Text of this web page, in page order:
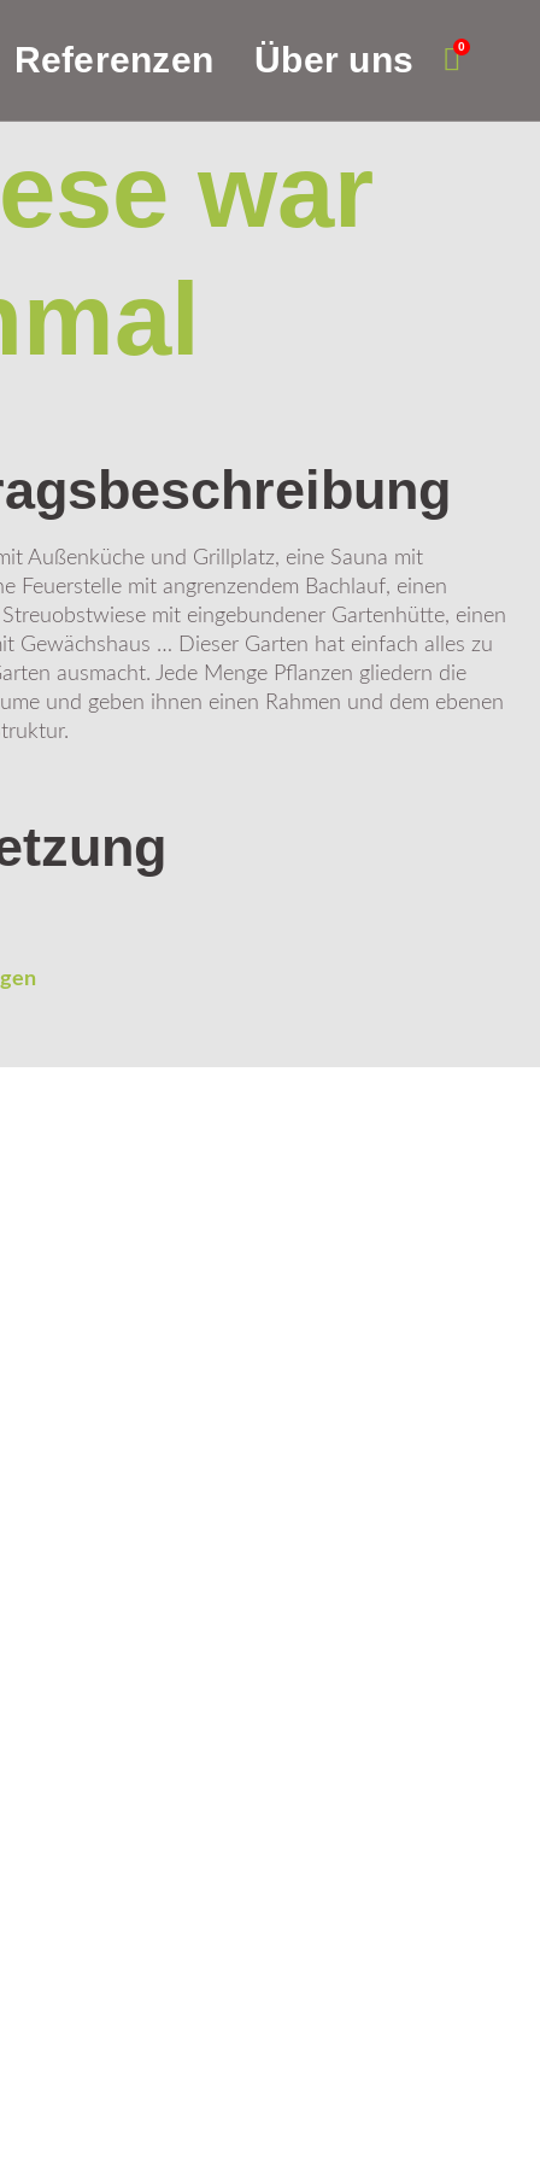
0
Referenzen Über uns
war
Außenküche und Grillplatz, eine Sauna mit
Feuerstelle mit angrenzendem Bachlauf, einen
Streuobstwiese mit eingebundener Gartenhütte, einen
Gewächshaus … Dieser Garten hat einfach alles zu
ausmacht. Jede Menge Pflanzen gliedern die
und geben ihnen einen Rahmen und dem ebenen